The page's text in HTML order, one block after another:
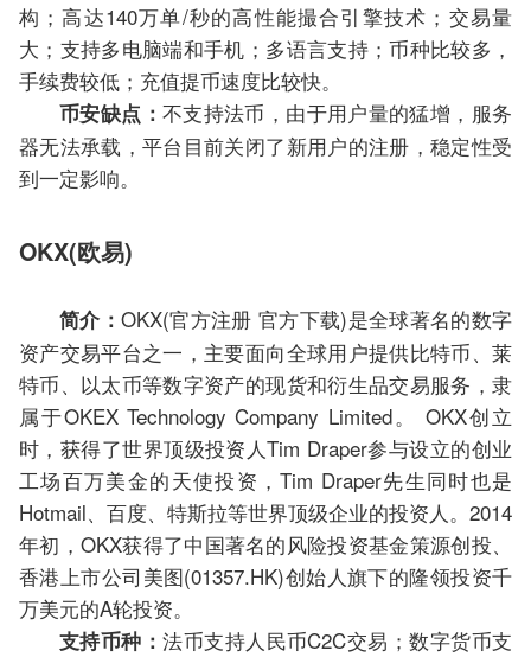
构；高达140万单/秒的高性能撮合引擎技术；交易量
大；支持多电脑端和手机；多语言支持；币种比较多，
手续费较低；充值提币速度比较快。
币安缺点： 不支持法币，由于用户量的猛增，服务
器无法承载，平台目前关闭了新用户的注册，稳定性受
到一定影响。
OKX(欧易)
简介： OKX(官方注册 官方下载)是全球著名的数字
资产交易平台之一，主要面向全球用户提供比特币、莱
特币、以太币等数字资产的现货和衍生品交易服务，隶
属于OKEX Technology Company Limited。 OKX创立
时，获得了世界顶级投资人Tim Draper参与设立的创业
工场百万美金的天使投资，Tim Draper先生同时也是
Hotmail、百度、特斯拉等世界顶级企业的投资人。2014
年初，OKX获得了中国著名的风险投资基金策源创投、
香港上市公司美图(01357.HK)创始人旗下的隆领投资千
万美元的A轮投资。
支持币种：法币支持人民币C2C交易；数字货币支